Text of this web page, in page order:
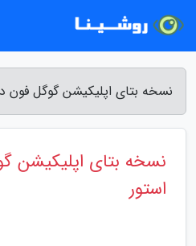
نسخه بتای اپلیکیشن گوگل فون
نسخه بتای اپلیکیشن
استور